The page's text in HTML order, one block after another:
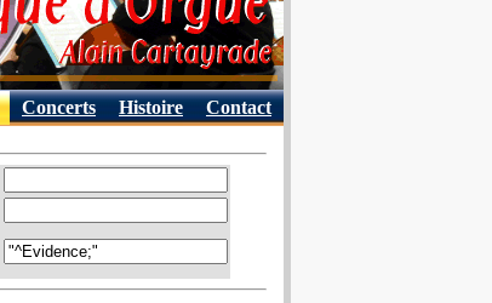
Concerts Histoire Contact